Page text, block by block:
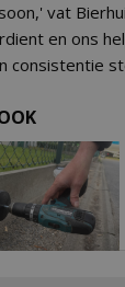
vat
en ons
consistentie